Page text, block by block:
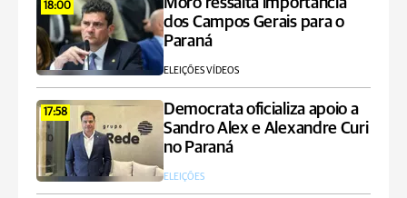
18:00
dos Campos Gerais para o
Paraná
ELEIÇÕES VÍDEOS
17:58
Democrata oficializa apoio a
Sandro Alex e Alexandre Curi
no Paraná
ELEIÇÕES